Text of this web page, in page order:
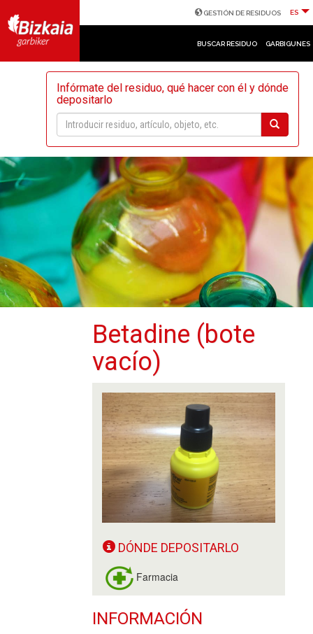
GESTIÓN DE RESIDUOS ES
BUSCAR RESIDUO GARBIGUNES
Infórmate del residuo, qué hacer con él y dónde
depositarlo
Betadine (bote
vacío)
DÓNDE DEPOSITARLO
Farmacia
INFORMACIÓN